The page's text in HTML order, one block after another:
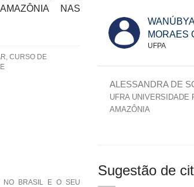
NAS
CURSO DE
NO BRASIL E O SEU
MORAES
UFPA
ALESSANDRA DE
UFRA UNIVERSIDADE
AMAZÔNIA
Sugestão de